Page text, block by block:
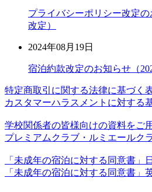
プライバシーポリシー改定の
改定）
2024年08月19日
宿泊約款改定のお知らせ（
特定商取引に関する法律に基づく
カスタマーハラスメントに対する
学校関係者の皆様向けの資料をご
プレミアムクラブ・ルミエールク
「未成年の宿泊に対する同意書」
「未成年の宿泊に対する同意書」